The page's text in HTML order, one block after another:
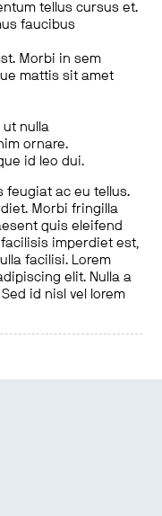
tellus cursus et.
faucibus
Morbi in sem
mattis sit amet
ut nulla
ornare.
id leo dui.
feugiat ac eu tellus.
Morbi fringilla
quis eleifend
facilisis imperdiet est,
facilisi. Lorem
elit. Nulla a
id nisl vel lorem